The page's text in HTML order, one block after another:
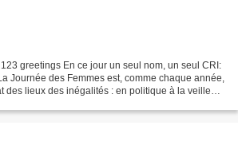
greetings En ce jour un seul nom, un seul CRI:
Journée des Femmes est, comme chaque année,
des lieux des inégalités : en politique à la veille